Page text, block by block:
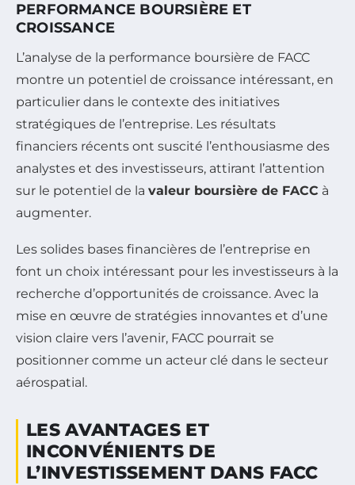
PERFORMANCE BOURSIÈRE ET
CROISSANCE
L’analyse de la performance boursière de FACC
montre un potentiel de croissance intéressant, en
particulier dans le contexte des initiatives
stratégiques de l’entreprise. Les résultats
financiers récents ont suscité l’enthousiasme des
analystes et des investisseurs, attirant l’attention
sur le potentiel de la valeur boursière de FACC à
augmenter.
Les solides bases financières de l’entreprise en
font un choix intéressant pour les investisseurs à la
recherche d’opportunités de croissance. Avec la
mise en œuvre de stratégies innovantes et d’une
vision claire vers l’avenir, FACC pourrait se
positionner comme un acteur clé dans le secteur
aérospatial.
LES AVANTAGES ET
INCONVÉNIENTS DE
L’INVESTISSEMENT DANS FACC